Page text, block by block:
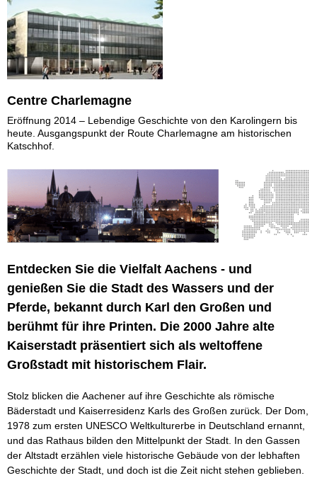
Centre Charlemagne
Eröffnung 2014 – Lebendige Geschichte von den Karolingern bis
heute. Ausgangspunkt der Route Charlemagne am historischen
Katschhof.
Entdecken Sie die Vielfalt Aachens - und
genießen Sie die Stadt des Wassers und der
Pferde, bekannt durch Karl den Großen und
berühmt für ihre Printen. Die 2000 Jahre alte
Kaiserstadt präsentiert sich als weltoffene
Großstadt mit historischem Flair.
Stolz blicken die Aachener auf ihre Geschichte als römische
Bäderstadt und Kaiserresidenz Karls des Großen zurück. Der Dom,
1978 zum ersten UNESCO Weltkulturerbe in Deutschland ernannt,
und das Rathaus bilden den Mittelpunkt der Stadt. In den Gassen
der Altstadt erzählen viele historische Gebäude von der lebhaften
Geschichte der Stadt, und doch ist die Zeit nicht stehen geblieben.